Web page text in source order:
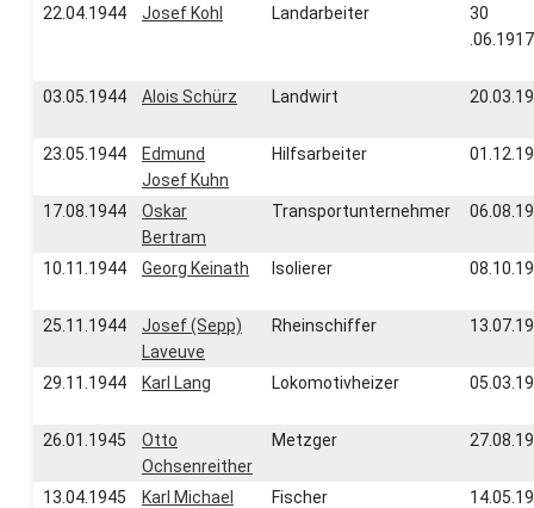
22.04.1944 Josef Kohl Landarbeiter
30
.06.1917
03.05.1944 Alois Schürz Landwirt
23.05.1944
Edmund
Josef Kuhn
Hilfsarbeiter
17.08.1944
Oskar
Bertram
Transportunternehmer
10.11.1944 Georg Keinath Isolierer
25.11.1944
Josef (Sepp)
Laveuve
Rheinschiffer
29.11.1944 Karl Lang Lokomotivheizer
26.01.1945
Otto
Ochsenreither
Metzger
13.04.1945
Karl Michael
Fischer